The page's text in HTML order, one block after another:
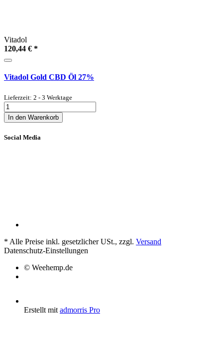
Vitadol
120,44 € *
Vitadol Gold CBD Öl 27%
Lieferzeit: 2 - 3 Werktage
In den Warenkorb
Social Media
* Alle Preise inkl. gesetzlicher USt., zzgl. Versand
Datenschutz-Einstellungen
© Weehemp.de
Erstellt mit admorris Pro